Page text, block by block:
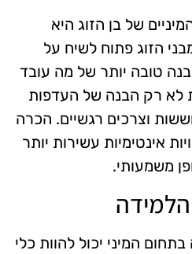
של בן הזוג היא
הזוג פתוח לשיח על
טובה יותר של מה עובד
לא רק הבנה של העדפות
וצרכים רגשיים. הכרה
אינטימיות עשירות יותר
משמעותי.
המיני יכול להוות כלי